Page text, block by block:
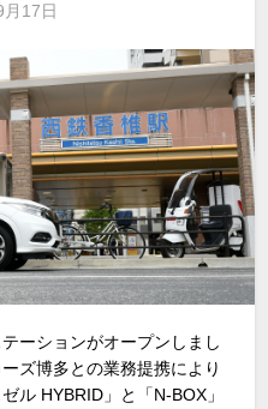
17日
ーションがオープンしまし
ズ博多との業務提携により
ル HYBRID」と「N-BOX」